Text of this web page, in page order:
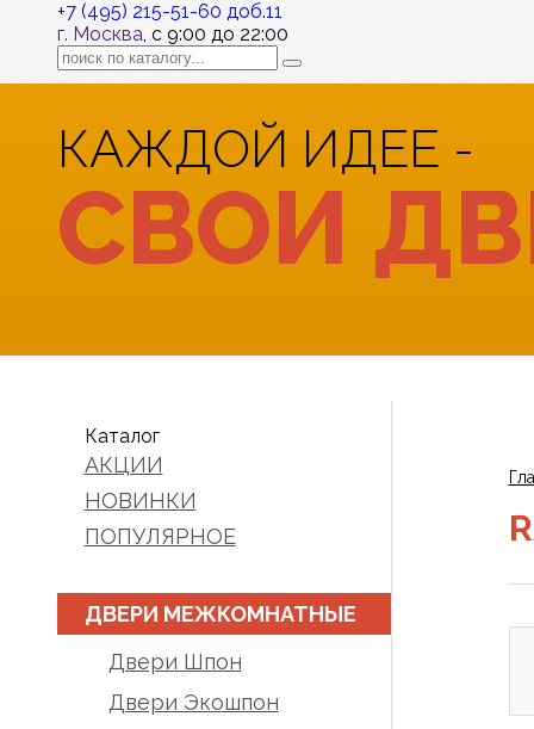
+7 (495) 215-51-60 доб.11
г. Москва, с 9:00 до 22:00
КАЖДОЙ ИДЕЕ -
СВОИ
Каталог
АКЦИИ
НОВИНКИ
ПОПУЛЯРНОЕ
ДВЕРИ МЕЖКОМНАТНЫЕ
Двери Шпон
Двери Экошпон